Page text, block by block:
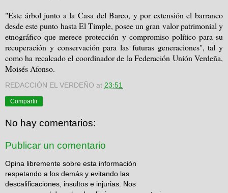
"Este árbol junto a la Casa del Barco, y por extensión el barranco
desde este punto hasta El Timple, posee un gran valor patrimonial y
etnográfico que merece protección y compromiso político para su
recuperación y conservación para las futuras generaciones", tal y
como ha recalcado el coordinador de la Federación Unión Verdeña,
Moisés Afonso.
REDACCIÓN EL VERDEÑO at 23:51
Compartir
No hay comentarios:
Publicar un comentario
Opina libremente sobre esta información
respetando a los demás y evitando las
descalificaciones, insultos e injurias. Nos